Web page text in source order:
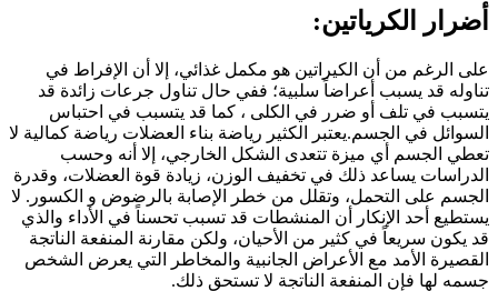
أضرار الكرياتين:
على الرغم من أن الكيراتين هو مكمل غذائي، إلا أن الإفراط في
تناوله قد يسبب أعراضاً سلبية؛ ففي حال تناول جرعات زائدة قد
يتسبب في تلف أو ضرر في الكلى ، كما قد يتسبب في احتباس
السوائل في الجسم.يعتبر الكثير رياضة بناء العضلات رياضة كمالية لا
تعطي الجسم أي ميزة تتعدى الشكل الخارجي، إلا أنه وحسب
الدراسات يساعد ذلك في تخفيف الوزن، زيادة قوة العضلات، وقدرة
الجسم على التحمل، وتقلل من خطر الإصابة بالرضوض و الكسور. لا
يستطيع أحد الإنكار أن المنشطات قد تسبب تحسناً في الأداء والذي
قد يكون سريعاً في كثير من الأحيان، ولكن مقارنة المنفعة الناتجة
القصيرة الأمد مع الأعراض الجانبية والمخاطر التي يعرض الشخص
جسمه لها فإن المنفعة الناتجة لا تستحق ذلك.